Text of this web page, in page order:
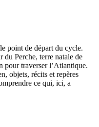
point de départ du cycle.
Perche, terre natale de
pour traverser l’Atlantique.
objets, récits et repères
ce qui, ici, a